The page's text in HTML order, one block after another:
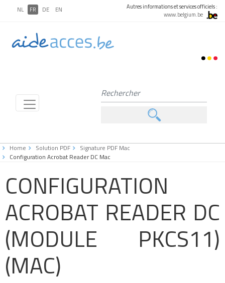
NL FR DE EN
Autres informations et services officiels :
www.belgium.be
Home Solution PDF
Signature PDF Mac
Configuration Acrobat Reader DC Mac
CONFIGURATION
ACROBAT READER DC
(MODULE PKCS11)
(MAC)